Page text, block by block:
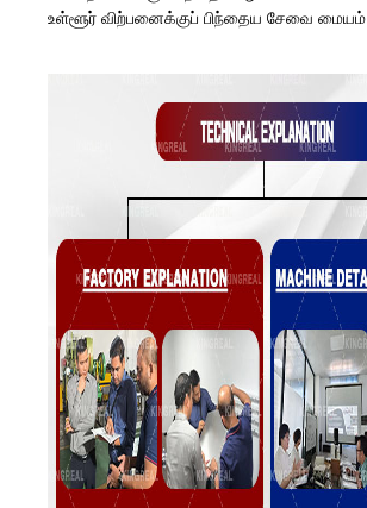
உள்ளூர் விற்பனைக்குப் பிந்தைய சேவை மையம்